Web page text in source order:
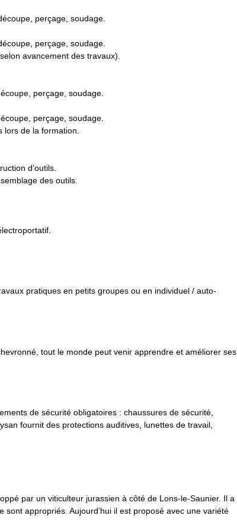
perçage, soudage.
perçage, soudage.
avancement des travaux).
perçage, soudage.
perçage, soudage.
de la formation.
d’outils.
des outils.
pratiques en petits groupes ou en individuel / auto-
tout le monde peut venir apprendre et améliorer ses
de sécurité obligatoires : chaussures de sécurité,
fournit des protections auditives, lunettes de travail,
par un viticulteur jurassien à côté de Lons-le-Saunier. Il a
appropriés. Aujourd’hui il est proposé avec une variété